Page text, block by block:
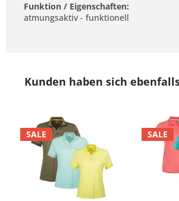
Funktion / Eigenschaften:
atmungsaktiv - funktionell
Kunden haben sich
SALE SALE